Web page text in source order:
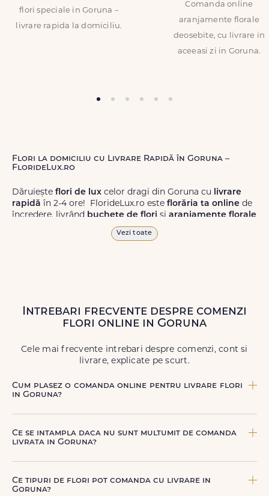
flori speciale in Goruna –
livrare rapida la domiciliu.
Comanda online
aranjamente florale
deosebite, cu livrare in
aceeasi zi in Goruna.
Flori la domiciliu cu Livrare Rapidă în Goruna –
FlorideLux.ro
Dăruiește flori de lux celor dragi din Goruna cu livrare
rapidă în 2-4 ore! FlorideLux.ro este florăria ta online de
încredere, livrând buchete de flori și aranjamente florale
de calitate superioară în Goruna și în toată România.
Livrăm buchete de florichiar și în weekend, pentru ca tu
să poți adresa un gest frumos atunci când ai nevoie.
Vezi toate
Intrebari frecvente despre comenzi
flori online in Goruna
Cele mai frecvente intrebari despre comenzi, cont si
livrare, explicate pe scurt.
Cum plasez o comanda online pentru livrare flori
in Goruna?
produsul dorit, data si intervalul de livrare si adresa din
Goruna. sau poti plasa comanda telefonic, la nr. +40 722
Ce se intampla daca nu sunt multumit de comanda
livrata in Goruna?
astfel incat poti comanda fara griji.
Ce tipuri de flori pot comanda cu livrare in
Goruna?